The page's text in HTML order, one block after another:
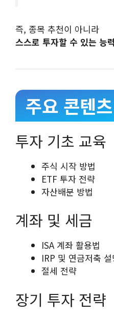
즉, 종목 추천이 아니라
스스로 투자할 수 있는 능
주요 콘텐
투자 기초 교육
주식 시작 방법
ETF 투자 전략
자산배분 방법
계좌 및 세금
ISA 계좌 활용법
IRP 및 연금저축 설
절세 전략
장기 투자 전략